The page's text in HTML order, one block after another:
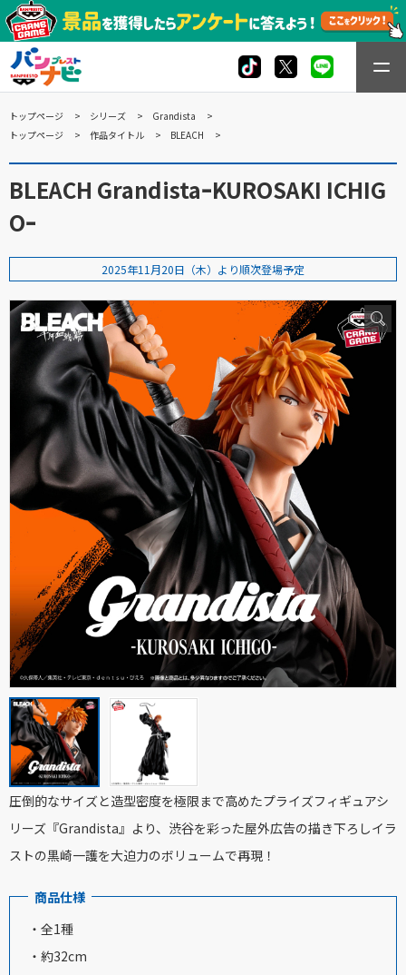
トップページ シリーズ
Grandista
トップページ
作品タイトル BLEACH
BLEACH GrandistaｰKUROSAKI ICHIG
Oｰ
2025年11月20日（木）より順次登場予定
圧倒的なサイズと造型密度を極限まで高めたプライズフィギュアシ
リーズ『Grandista』より、 渋谷を彩った屋外広告の描き下ろしイラ
ストの黒崎一護を大迫力のボリュームで再現！
商品仕様
・全1種
・約32cm